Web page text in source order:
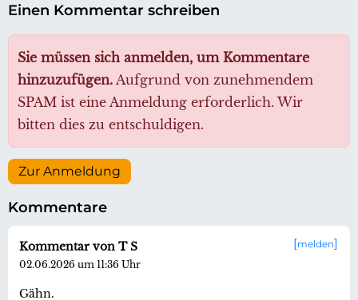
Einen Kommentar schreiben
Sie müssen sich anmelden, um Kommentare
hinzuzufügen. Aufgrund von zunehmendem
SPAM ist eine Anmeldung erforderlich. Wir
bitten dies zu entschuldigen.
Zur Anmeldung
Kommentare
melden
Kommentar von T S
02.06.2026 um 11:36 Uhr
Gähn.